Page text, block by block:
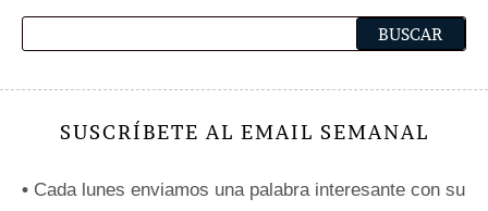
SUSCRÍBETE AL EMAIL SEMANAL
• Cada lunes enviamos una palabra interesante con su